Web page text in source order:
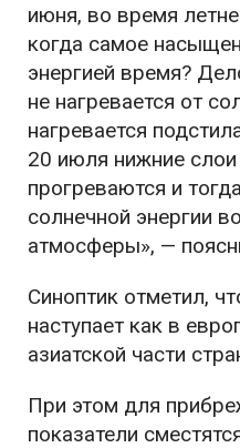
июня, во время
когда самое
энергией время?
не нагревается от
нагревается
20 июля нижние
прогреваются и
солнечной энергии
атмосферы», —
Синоптик отметил,
наступает как в
азиатской части
При этом для
показатели